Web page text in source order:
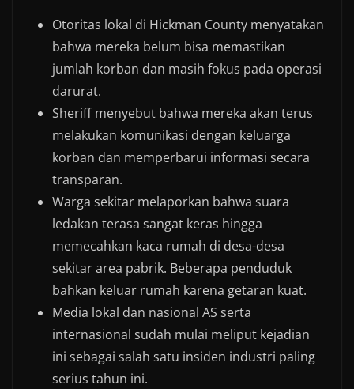
Otoritas lokal di Hickman County menyatakan
bahwa mereka belum bisa memastikan
jumlah korban dan masih fokus pada operasi
darurat.
Sheriff menyebut bahwa mereka akan terus
melakukan komunikasi dengan keluarga
korban dan memperbarui informasi secara
transparan.
Warga sekitar melaporkan bahwa suara
ledakan terasa sangat keras hingga
memecahkan kaca rumah di desa-desa
sekitar area pabrik. Beberapa penduduk
bahkan keluar rumah karena getaran kuat.
Media lokal dan nasional AS serta
internasional sudah mulai meliput kejadian
ini sebagai salah satu insiden industri paling
serius tahun ini.